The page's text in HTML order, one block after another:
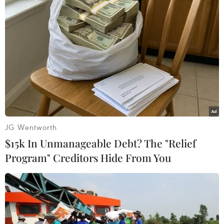
Cục Quản lý Môi trường y tế (Bộ Y tế) khuyến
cáo khi chỉ số chất lượng không khí ở mức rất
xấu (201-300), đối với người bình thường tránh
các hoạt động ngoài trời trong thời gian dài
hoặc tham gia các hoạt động vận động cần gắng
sức; khuyến khích thực hiện các hoạt động
trong nhà; tránh hoạt động tại các khu vực có
nguy cơ ô nhiễm không khí cao.
Nếu phải hoạt động tại các khu vực có nguy cơ ô
nhiễm cao, người dân nên sử dụng các loại
khẩu trang có thể ngăn ngừa bụi mịn; nếu phải
tham gia giao thông nên tăng cường sử dụng
các phương tiện giao thông công cộng, hạn chế
sử dụng xe máy, xe đạp để giảm tiếp xúc với
không khí bị ô nhiễm.
JG Wentworth
$15k In Unmanageable Debt? The "Relief
Program" Creditors Hide From You